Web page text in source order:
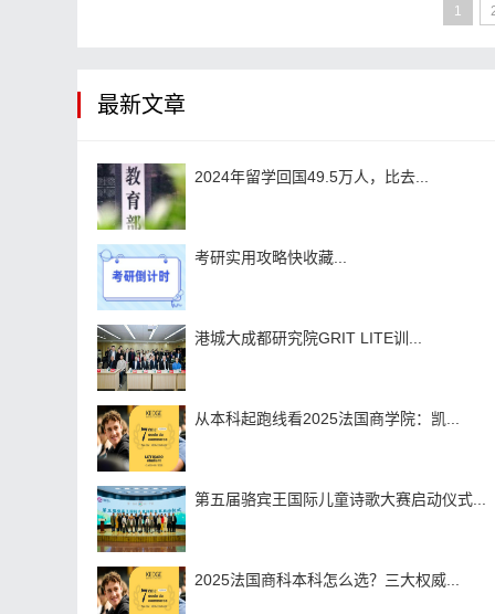
1
最新文章
2024年留学回国49.5万人，比去...
考研实用攻略快收藏...
港城大成都研究院GRIT LITE训...
从本科起跑线看2025法国商学院：凯...
第五届骆宾王国际儿童诗歌大赛启动仪式...
2025法国商科本科怎么选？三大权威...